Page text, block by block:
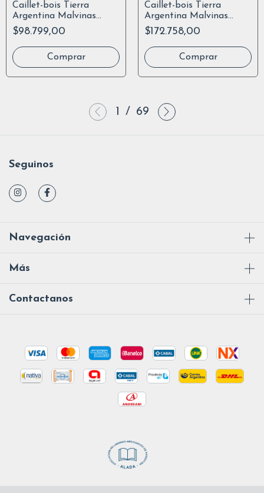
Caillet-bois Tierra
Argentina Malvinas
Ensayo Edic Homenaje
$98.799,00
Caillet-bois Tierra
Argentina Malvinas
Ensayo 2º Ed Aumentad
$172.758,00
1 / 69
Seguinos
Navegación
Más
Contactanos